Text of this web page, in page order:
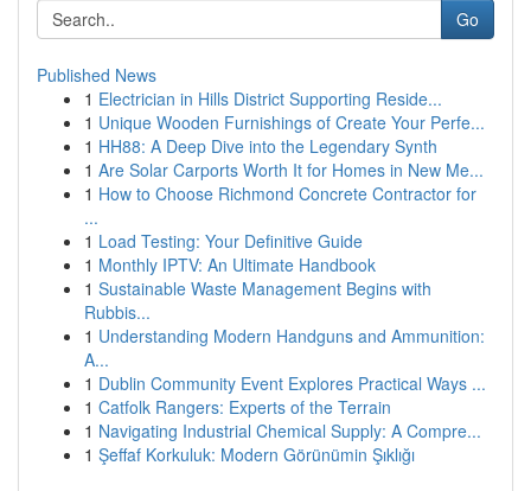
Go
Published News
1 Electrician in Hills District Supporting Reside...
1 Unique Wooden Furnishings of Create Your Perfe...
1 HH88: A Deep Dive into the Legendary Synth
1 Are Solar Carports Worth It for Homes in New Me...
1 How to Choose Richmond Concrete Contractor for
...
1 Load Testing: Your Definitive Guide
1 Monthly IPTV: An Ultimate Handbook
1 Sustainable Waste Management Begins with
Rubbis...
1 Understanding Modern Handguns and Ammunition:
A...
1 Dublin Community Event Explores Practical Ways ...
1 Catfolk Rangers: Experts of the Terrain
1 Navigating Industrial Chemical Supply: A Compre...
1 Şeffaf Korkuluk: Modern Görünümin Şıklığı